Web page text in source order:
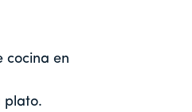
cocina en
plato.